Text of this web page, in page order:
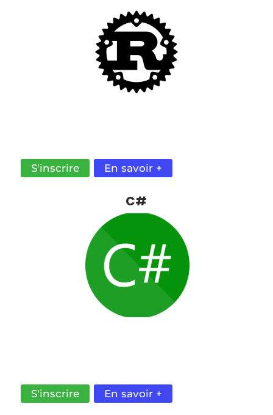
S'inscrire En savoir +
C#
S'inscrire En savoir +